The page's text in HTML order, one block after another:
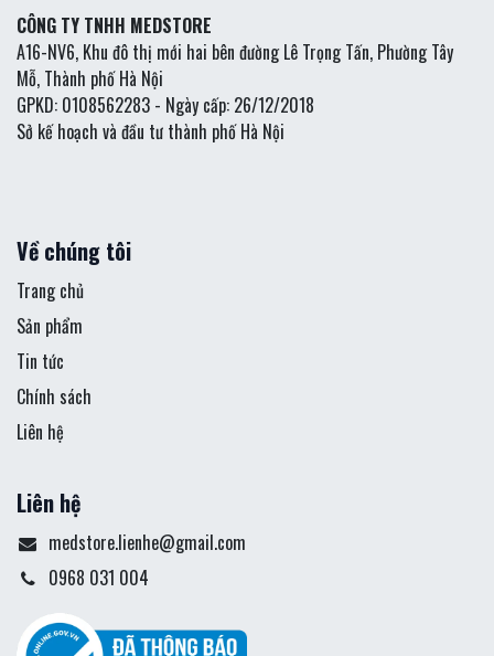
CÔNG TY TNHH MEDSTORE
A16-NV6, Khu đô thị mới hai bên đường Lê Trọng Tấn, Phường Tây
Mỗ, Thành phố Hà Nội
GPKD: 0108562283 - Ngày cấp: 26/12/2018
Sở kế hoạch và đầu tư thành phố Hà Nội
Về chúng tôi
Trang chủ
Sản phẩm
Tin tức
Chính sách
Liên hệ
Liên hệ
medstore.lienhe@gmail.com
0968 031 004